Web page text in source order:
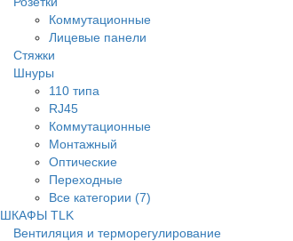
Коммутационные
Лицевые панели
Стяжки
Шнуры
110 типа
RJ45
Коммутационные
Монтажный
Оптические
Переходные
Все категории (7)
ШКАФЫ TLK
Вентиляция и терморегулирование